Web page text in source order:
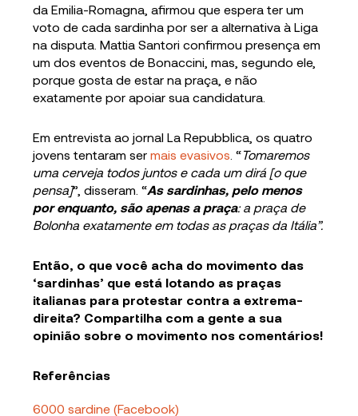
da Emilia-Romagna, afirmou que espera ter um
voto de cada sardinha por ser a alternativa à Liga
na disputa. Mattia Santori confirmou presença em
um dos eventos de Bonaccini, mas, segundo ele,
porque gosta de estar na praça, e não
exatamente por apoiar sua candidatura.
Em entrevista ao jornal La Repubblica, os quatro
jovens tentaram sermais evasivos . “Tomaremos
uma cerveja todos juntos e cada um dirá [o que
pensa]”, disseram. “As sardinhas, pelo menos
por enquanto, são apenas a praça: a praça de
Bolonha exatamente em todas as praças da Itália”.
Então, o que você acha do movimento das
‘sardinhas’ que está lotando as praças
italianas para protestar contra a extrema-
direita? Compartilha com a gente a sua
opinião sobre o movimento nos comentários!
Referências
6000 sardine (Facebook)